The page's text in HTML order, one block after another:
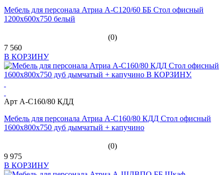
Мебель для персонала Атриа А-С120/60 ББ Стол офисный
1200х600х750 белый
(0)
7 560
В КОРЗИНУ
Арт А-С160/80 КДД
Мебель для персонала Атриа А-С160/80 КДД Стол офисный
1600х800х750 дуб дымчатый + капучино
(0)
9 975
В КОРЗИНУ